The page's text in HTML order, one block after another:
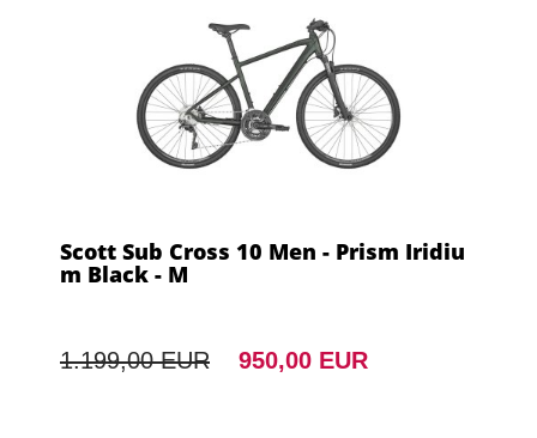
Scott Sub Cross 10 Men - Prism Iridiu
m Black - M
1.199,00 EUR 950,00 EUR